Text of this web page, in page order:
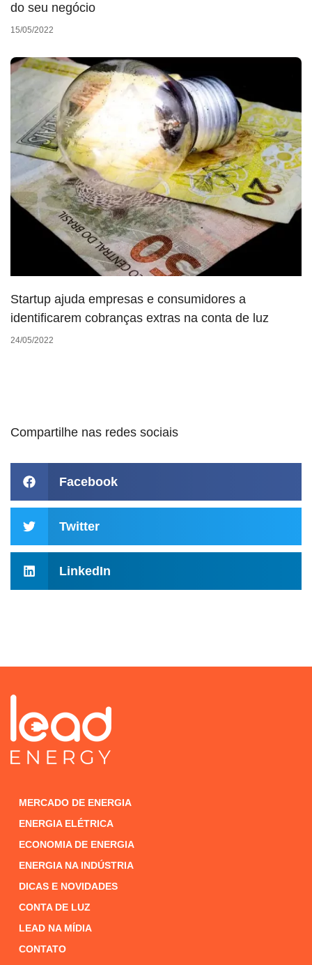
do seu negócio
15/05/2022
Startup ajuda empresas e consumidores a
identificarem cobranças extras na conta de luz
24/05/2022
Compartilhe nas redes sociais
Facebook
Twitter
LinkedIn
MERCADO DE ENERGIA
ENERGIA ELÉTRICA
ECONOMIA DE ENERGIA
ENERGIA NA INDÚSTRIA
DICAS E NOVIDADES
CONTA DE LUZ
LEAD NA MÍDIA
CONTATO